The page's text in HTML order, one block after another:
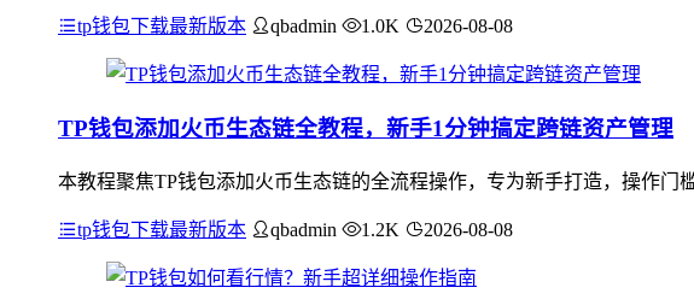
tp钱包下载最新版本 qbadmin 1.0K 2026-08-08
TP钱包添加火币生态链全教程，新手1分钟搞定跨链资产管理
本教程聚焦TP钱包添加火币生态链的全流程操作，专为新手打造，操作
tp钱包下载最新版本 qbadmin 1.2K 2026-08-08